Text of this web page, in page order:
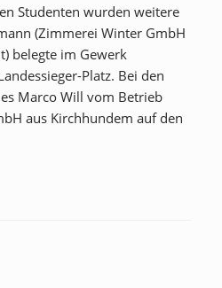
Studenten wurden weitere
(Zimmerei Winter GmbH
belegte im Gewerk
Platz. Bei den
Marco Will vom Betrieb
aus Kirchhundem auf den